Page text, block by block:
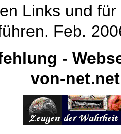
Links und
Feb.
-
von-net.net